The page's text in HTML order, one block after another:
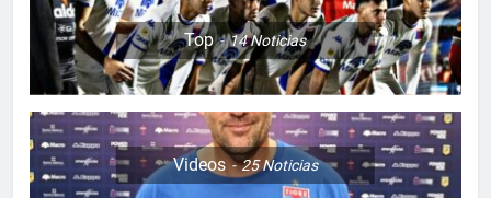
Top 14Noticias
Videos 25Noticias